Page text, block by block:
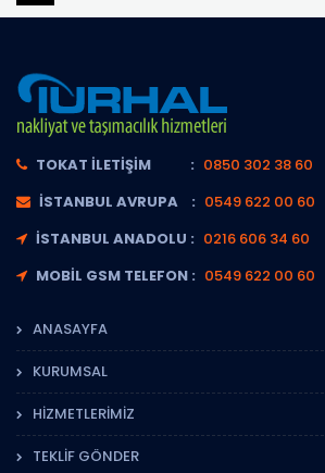
TOKAT İLETIŞIM : 0850 302 38 60
İSTANBUL AVRUPA : 0549 622 00 60
İSTANBUL ANADOLU : 0216 606 34 60
MOBIL GSM TELEFON : 0549 622 00 60
ANASAYFA
KURUMSAL
HIZMETLERIMIZ
TEKLIF GÖNDER